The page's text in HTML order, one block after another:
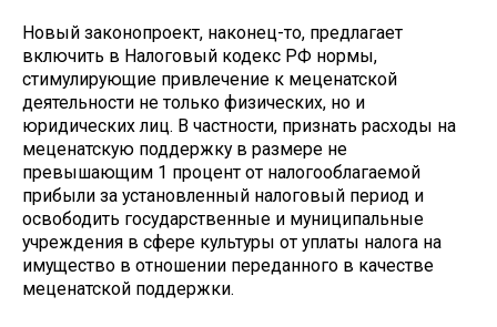
Новый законопроект, наконец-то, предлагает
включить в Налоговый кодекс РФ нормы,
стимулирующие привлечение к меценатской
деятельности не только физических, но и
юридических лиц. В частности, признать расходы на
меценатскую поддержку в размере не
превышающим 1 процент от налогооблагаемой
прибыли за установленный налоговый период и
освободить государственные и муниципальные
учреждения в сфере культуры от уплаты налога на
имущество в отношении переданного в качестве
меценатской поддержки.